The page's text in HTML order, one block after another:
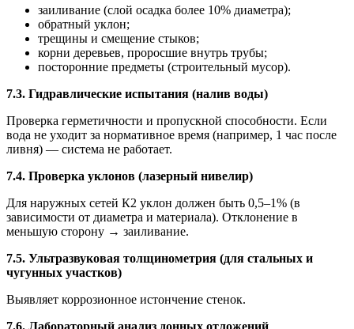
заиливание (слой осадка более 10% диаметра);
обратный уклон;
трещины и смещение стыков;
корни деревьев, проросшие внутрь трубы;
посторонние предметы (строительный мусор).
7.3. Гидравлические испытания (налив воды)
Проверка герметичности и пропускной способности. Если
вода не уходит за нормативное время (например, 1 час после
ливня) — система не работает.
7.4. Проверка уклонов (лазерный нивелир)
Для наружных сетей К2 уклон должен быть 0,5–1% (в
зависимости от диаметра и материала). Отклонение в
меньшую сторону → заиливание.
7.5. Ультразвуковая толщинометрия (для стальных и
чугунных участков)
Выявляет коррозионное истончение стенок.
7.6. Лабораторный анализ донных отложений